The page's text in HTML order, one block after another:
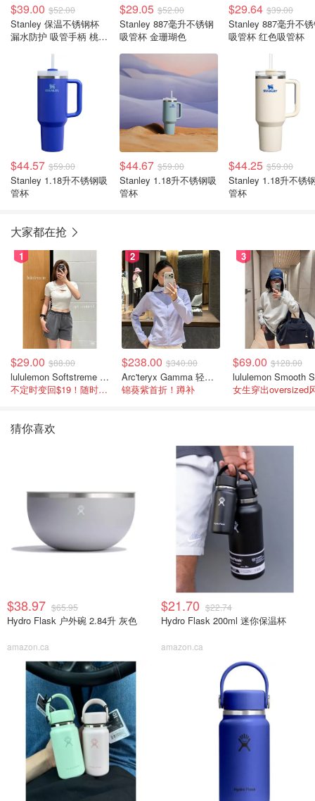
$39.00 $52.00
Stanley 保温不锈钢杯
漏水防护 吸管手柄 桃粉
$29.05 $52.00
Stanley 887毫升不锈钢
吸管杯 金珊瑚色
$29.64 $39.00
Stanley 887毫升不
吸管杯 红色吸管杯
$44.57 $59.00
Stanley 1.18升不锈钢吸
管杯
$44.67 $59.00
Stanley 1.18升不锈钢吸
管杯
$44.25 $59.00
Stanley 1.18升不锈钢吸
管杯
大家都在抢
1
$29.00 $88.00
lululemon Softstreme 女士高腰短裤 10cm
不定时变回$19！随时点进来看
2
$238.00 $340.00
Arc'teryx Gamma 轻量连帽卫衣 女款
锦葵紫首折！蹲补
3
$69.00 $128.00
女生穿出oversized
猜你喜欢
$38.97 $65.95
Hydro Flask 户外碗 2.84升 灰色
amazon.ca
$21.70 $22.74
Hydro Flask 200ml 迷你保温杯
amazon.ca